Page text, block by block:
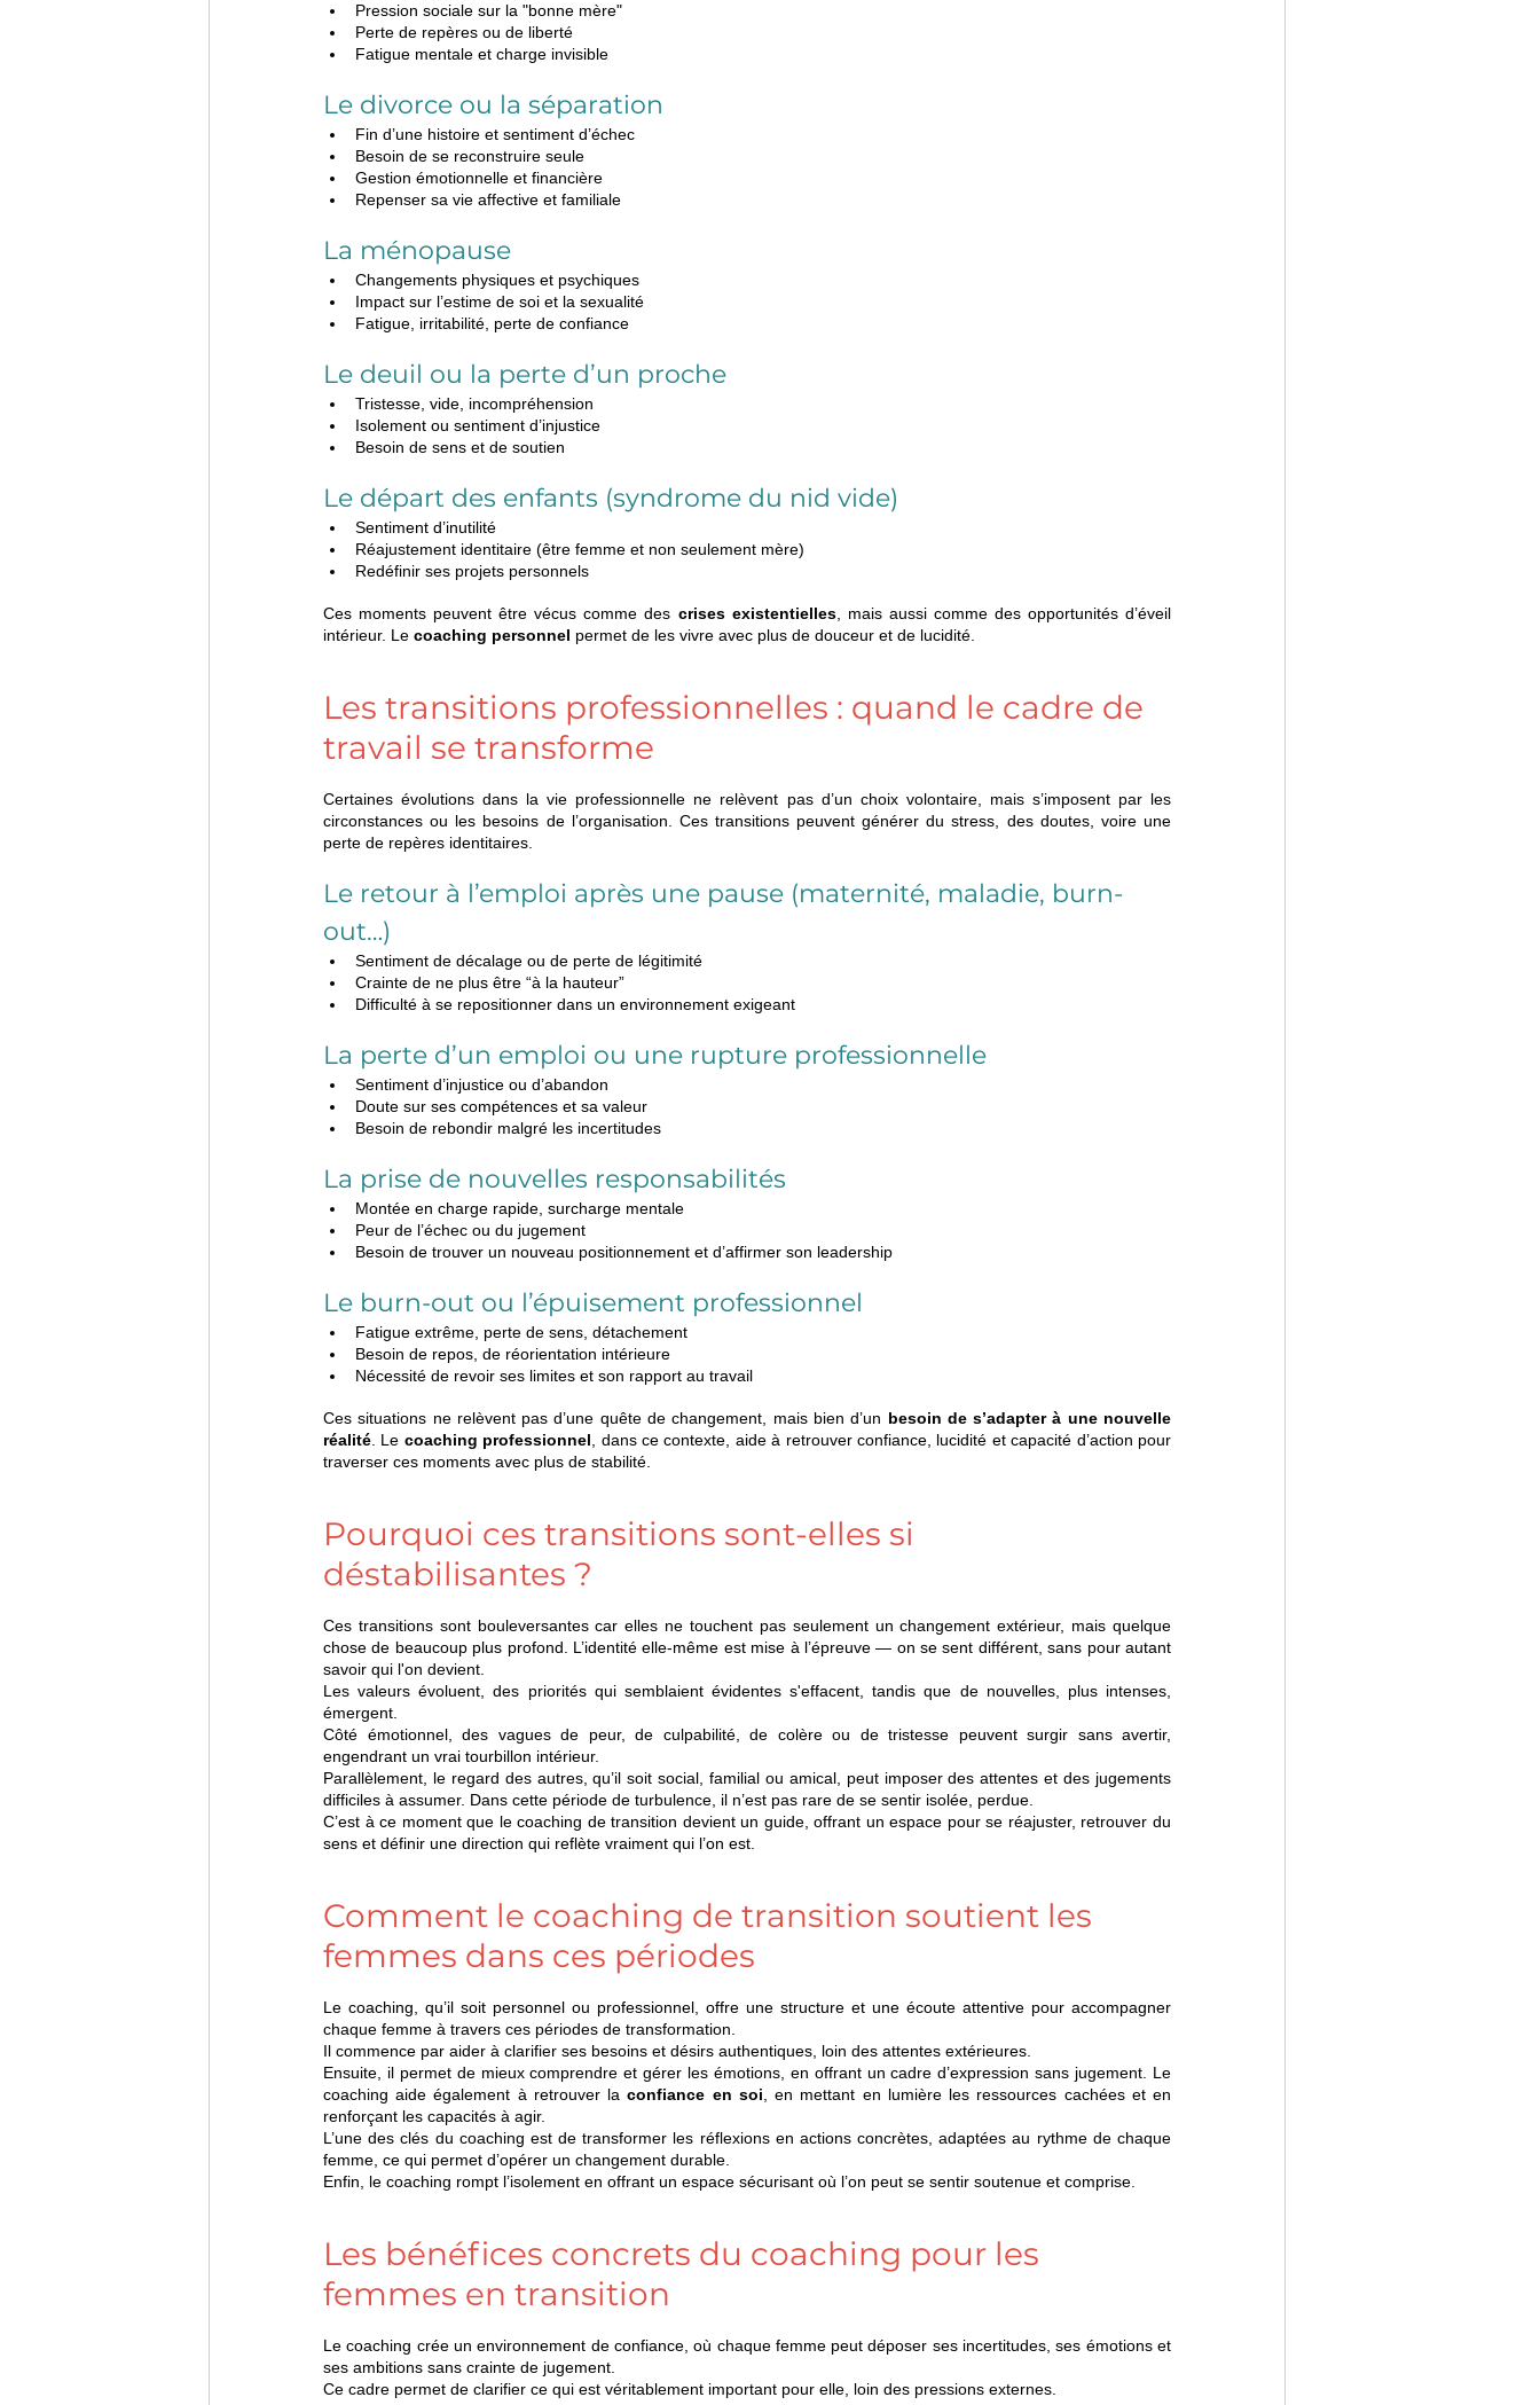
Pression sociale sur la "bonne mère"
Perte de repères ou de liberté
Fatigue mentale et charge invisible
Le divorce ou la séparation
Fin d’une histoire et sentiment d’échec
Besoin de se reconstruire seule
Gestion émotionnelle et financière
Repenser sa vie affective et familiale
La ménopause
Changements physiques et psychiques
Impact sur l’estime de soi et la sexualité
Fatigue, irritabilité, perte de confiance
Le deuil ou la perte d’un proche
Tristesse, vide, incompréhension
Isolement ou sentiment d’injustice
Besoin de sens et de soutien
Le départ des enfants (syndrome du nid vide)
Sentiment d’inutilité
Réajustement identitaire (être femme et non seulement mère)
Redéfinir ses projets personnels
Ces moments peuvent être vécus comme des crises existentielles, mais aussi comme des opportunités d’éveil
intérieur. Le coaching personnel permet de les vivre avec plus de douceur et de lucidité.
Les transitions professionnelles : quand le cadre de
travail se transforme
Certaines évolutions dans la vie professionnelle ne relèvent pas d’un choix volontaire, mais s’imposent par les
circonstances ou les besoins de l’organisation. Ces transitions peuvent générer du stress, des doutes, voire une
perte de repères identitaires.
Le retour à l’emploi après une pause (maternité, maladie, burn-
out…)
Sentiment de décalage ou de perte de légitimité
Crainte de ne plus être “à la hauteur”
Difficulté à se repositionner dans un environnement exigeant
La perte d’un emploi ou une rupture professionnelle
Sentiment d’injustice ou d’abandon
Doute sur ses compétences et sa valeur
Besoin de rebondir malgré les incertitudes
La prise de nouvelles responsabilités
Montée en charge rapide, surcharge mentale
Peur de l’échec ou du jugement
Besoin de trouver un nouveau positionnement et d’affirmer son leadership
Le burn-out ou l’épuisement professionnel
Fatigue extrême, perte de sens, détachement
Besoin de repos, de réorientation intérieure
Nécessité de revoir ses limites et son rapport au travail
Ces situations ne relèvent pas d’une quête de changement, mais bien d’un besoin de s’adapter à une nouvelle
réalité. Le coaching professionnel, dans ce contexte, aide à retrouver confiance, lucidité et capacité d’action pour
traverser ces moments avec plus de stabilité.
Pourquoi ces transitions sont-elles si
déstabilisantes ?
Ces transitions sont bouleversantes car elles ne touchent pas seulement un changement extérieur, mais quelque
chose de beaucoup plus profond. L’identité elle-même est mise à l’épreuve — on se sent différent, sans pour autant
savoir qui l'on devient.
Les valeurs évoluent, des priorités qui semblaient évidentes s'effacent, tandis que de nouvelles, plus intenses,
émergent.
Côté émotionnel, des vagues de peur, de culpabilité, de colère ou de tristesse peuvent surgir sans avertir,
engendrant un vrai tourbillon intérieur.
Parallèlement, le regard des autres, qu’il soit social, familial ou amical, peut imposer des attentes et des jugements
difficiles à assumer. Dans cette période de turbulence, il n’est pas rare de se sentir isolée, perdue.
C’est à ce moment que le coaching de transition devient un guide, offrant un espace pour se réajuster, retrouver du
sens et définir une direction qui reflète vraiment qui l’on est.
Comment le coaching de transition soutient les
femmes dans ces périodes
chaque femme à travers ces périodes de transformation.
Il commence par aider à clarifier ses besoins et désirs authentiques, loin des attentes extérieures.
Ensuite, il permet de mieux comprendre et gérer les émotions, en offrant un cadre d’expression sans jugement. Le
coaching aide également à retrouver la confiance en soi, en mettant en lumière les ressources cachées et en
renforçant les capacités à agir.
L’une des clés du coaching est de transformer les réflexions en actions concrètes, adaptées au rythme de chaque
femme, ce qui permet d’opérer un changement durable.
Enfin, le coaching rompt l’isolement en offrant un espace sécurisant où l’on peut se sentir soutenue et comprise.
Les bénéfices concrets du coaching pour les
femmes en transition
Le coaching crée un environnement de confiance, où chaque femme peut déposer ses incertitudes, ses émotions et
ses ambitions sans crainte de jugement.
Ce cadre permet de clarifier ce qui est véritablement important pour elle, loin des pressions externes.